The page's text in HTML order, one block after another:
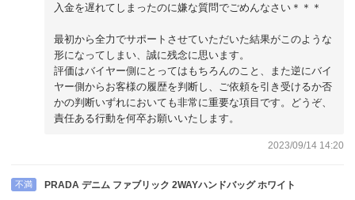
入金を遅れてしまったのに嫌な質問でごめんなさい＊＊＊
最初から全力でサポートさせていただいた結果がこのような
形になってしまい、誠に残念に思います。
評価はバイヤー側にとってはもちろんのこと、また逆にバイ
ヤー側からお客様の履歴を判断し、ご依頼を引き受けるか否
かの判断いずれにおいても非常に重要な項目です。どうぞ、
責任ある行動を何卒お願いいたします。
2023/09/14 14:20
不満 PRADA デニム ファブリック 2WAYハンドバッグ ホワイト